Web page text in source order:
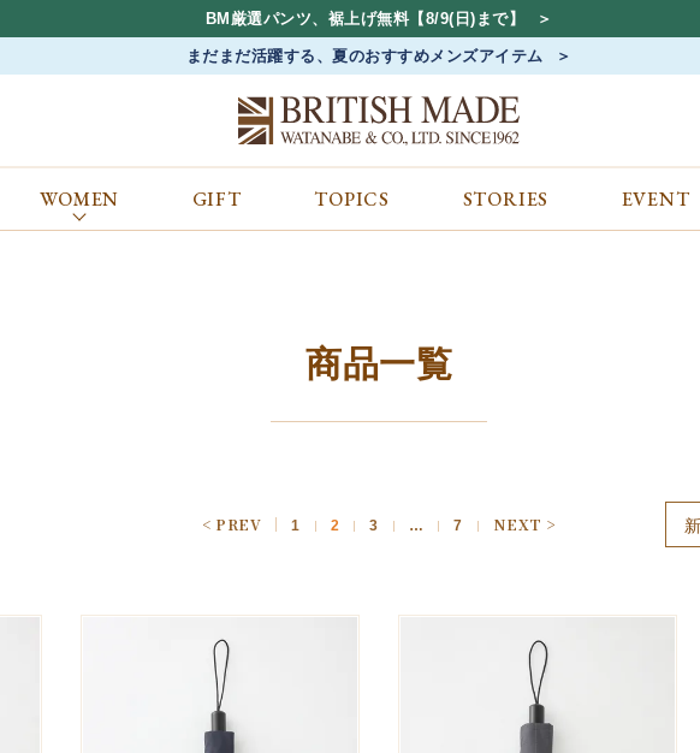
BM厳選パンツ、裾上げ無料【8/9(日)まで】
まだまだ活躍する、夏のおすすめメンズアイテム
カテゴリから探す
帽子&アクセサリー
ケア用品
コンテンツをみる
WOMEN
WOMEN GIFT TOPICS STORIES EVENT
商品一覧
1 2 3 … 7